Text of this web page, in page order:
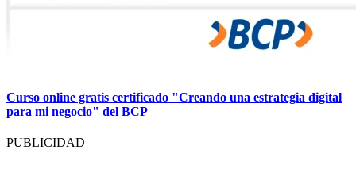
Curso online gratis certificado "Creando una estrategia digital
para mi negocio" del BCP
PUBLICIDAD